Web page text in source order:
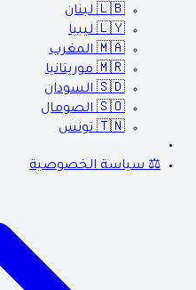
🇱🇧 لبنان
🇱🇾 ليبيا
🇲🇦 المغرب
🇲🇷 موريتانيا
🇸🇩 السودان
🇸🇴 الصومال
🇹🇳 تونس
⚖️ سياسة الخصوصية